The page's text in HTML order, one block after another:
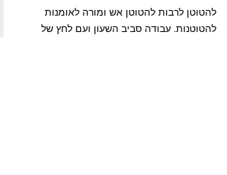
להטוטן לרבות להטוטן אש ומורה לאומנות
להטוטנות. עבודה סביב השעון ועם לחץ של